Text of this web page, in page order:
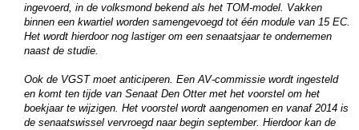
ingevoerd, in de volksmond bekend als het TOM-model. Vakken
binnen een kwartiel worden samengevoegd tot één module van 15 EC.
Het wordt hierdoor nog lastiger om een senaatsjaar te ondernemen
naast de studie.
Ook de VGST moet anticiperen. Een AV-commissie wordt ingesteld
en komt ten tijde van Senaat Den Otter met het voorstel om het
boekjaar te wijzigen. Het voorstel wordt aangenomen en vanaf 2014 is
de senaatswissel vervroegd naar begin september. Hierdoor kan de